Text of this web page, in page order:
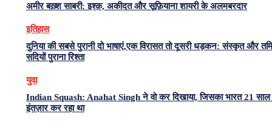
अमीर बख़्श साबरी: इश्क़, अकीदत और सूफ़ियाना शायरी के अलमबरदार
इतिहास
दुनिया की सबसे पुरानी दो भाषाएं,एक विरासत तो दूसरी धड़कन: संस्कृत और
सदियों पुराना रिश्ता
युवा
Indian Squash: Anahat Singh ने वो कर दिखाया, जिसका भारत 21
इंतज़ार कर रहा था